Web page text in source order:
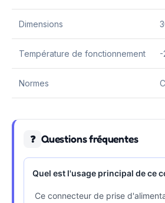
Dimensions
Température de fonctionnement -
Normes
❓ Questions fréquentes
Quel est l'usage principal de ce
Ce connecteur de prise